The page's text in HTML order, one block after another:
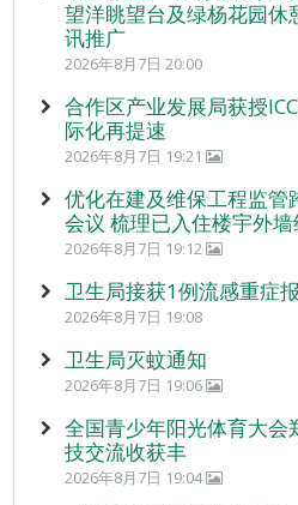
望洋眺望台及绿杨花园休
讯推广
2026年8月7日 20:00
合作区产业发展局获授
际化再提速
2026年8月7日 19:21
优化在建及维保工程监管
会议 梳理已入住楼宇外
2026年8月7日 19:12
卫生局接获1例流感重症
2026年8月7日 19:08
卫生局灭蚊通知
2026年8月7日 19:06
全国青少年阳光体育大会
技交流收获丰
2026年8月7日 19:04